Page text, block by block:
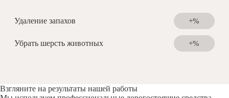
Удаление запахов +%
Убрать шерсть животных +%
Взгляните на результаты нашей работы